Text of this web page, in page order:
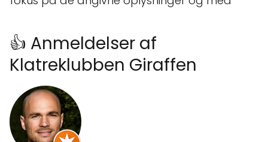
👍 Anmeldelser af
Klatreklubben Giraffen